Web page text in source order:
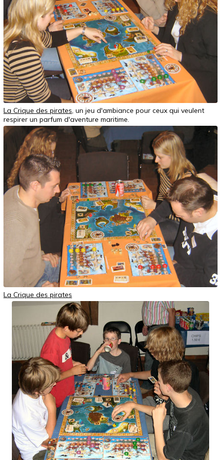
La Crique des pirates, un jeu d'ambiance pour ceux qui veulent
respirer un parfum d'aventure maritime.
La Crique des pirates